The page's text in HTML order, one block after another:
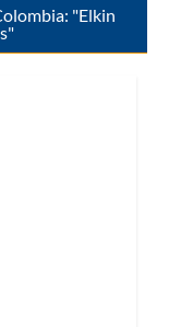
"Elkin